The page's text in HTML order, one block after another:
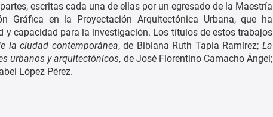
escritas cada una de ellas por un egresado de la Maestría
Gráfica en la Proyectación Arquitectónica Urbana, que ha
y capacidad para la investigación. Los títulos de estos trabajos
la ciudad contemporánea, de Bibiana Ruth Tapia Ramírez;La
urbanos y arquitectónicos, de José Florentino Camacho Ángel;
López Pérez.